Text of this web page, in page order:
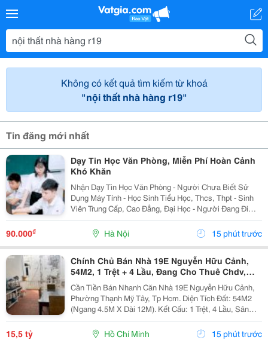
Không có kết quả tìm kiếm từ khoá
"nội thất nhà hàng r19"
Tin đăng mới nhất
Dạy Tin Học Văn Phòng, Miễn Phí Hoàn Cảnh
Khó Khăn
Nhận Dạy Tin Học Văn Phòng - Người Chưa Biết Sử
Dụng Máy Tính - Học Sinh Tiểu Học, Thcs, Thpt - Sinh
Viên Trung Cấp, Cao Đẳng, Đại Học - Người Đang Đi
Làm Cần Nâng Cao Kỹ Năng Tin Học Văn Phòng -
Người Chuẩn Bị Xin Việc Nhưng Chưa Tự Tin Về Trình
90.000₫ Hà Nội 15 phút trước
Chính Chủ Bán Nhà 19E Nguyễn Hữu Cảnh,
54M2, 1 Trệt + 4 Lầu, Đang Cho Thuê Chdv,
15.5 Tỷ
Cần Tiền Bán Nhanh Căn Nhà 19E Nguyễn Hữu Cảnh,
Phường Thạnh Mỹ Tây, Tp Hcm. Diện Tích Đất: 54M2
(Ngang 4.5M X Dài 12M). Kết Cấu: 1 Trệt, 4 Lầu, Sân
Thượng. Hiện Trạng: Nhà Đang Cho Thuê Làm Chdv Với
8P Ở, Tiện Nghi Đầy Đủ Trong Phòng, Thu Nhập...
15,5 tỷ Hồ Chí Minh 15 phút trước